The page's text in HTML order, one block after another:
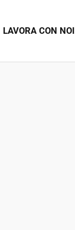
LAVORA CON NOI